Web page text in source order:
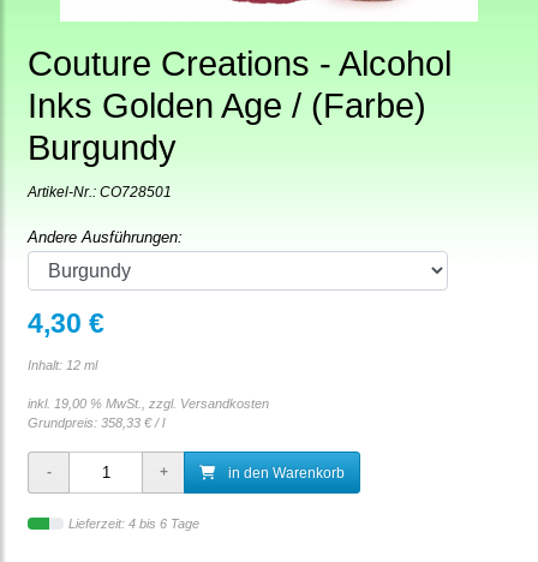
Couture Creations - Alcohol
Inks Golden Age / (Farbe)
Burgundy
Artikel-Nr.: CO728501
Andere Ausführungen:
4,30 €
Inhalt: 12 ml
inkl. 19,00 % MwSt., zzgl. Versandkosten
Grundpreis: 358,33 € / l
in den Warenkorb
Lieferzeit: 4 bis 6 Tage